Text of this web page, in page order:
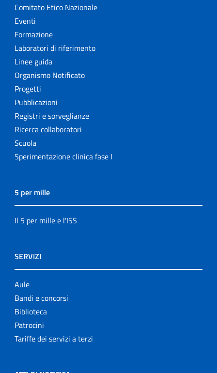
Comitato Etico Nazionale
Eventi
Formazione
Laboratori di riferimento
Linee guida
Organismo Notificato
Progetti
Pubblicazioni
Registri e sorveglianze
Ricerca collaboratori
Scuola
Sperimentazione clinica fase I
5 per mille
Il 5 per mille e l'ISS
SERVIZI
Aule
Bandi e concorsi
Biblioteca
Patrocini
Tariffe dei servizi a terzi